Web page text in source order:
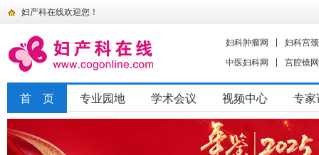
妇产科在线欢迎您！
妇科肿瘤网
妇科宫
中医妇科网
宫腔镜网
首 页 专业园地 学术会议 视频中心 专家